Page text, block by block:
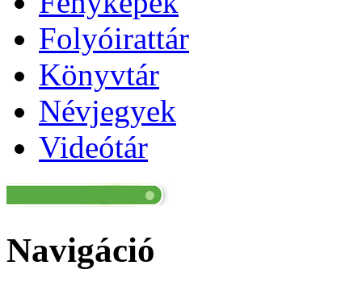
Folyóirattár
Könyvtár
Névjegyek
Videótár
Navigáció